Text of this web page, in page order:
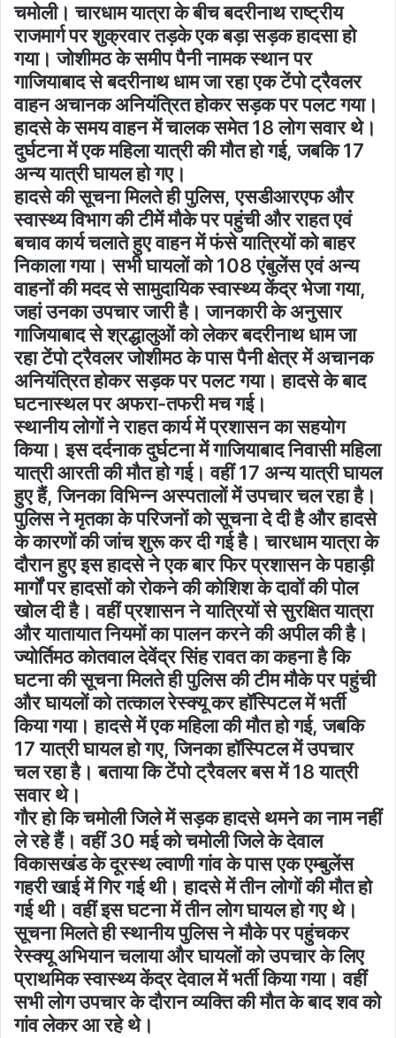
चमोली। चारधाम यात्रा के बीच बदरीनाथ राष्ट्रीय
राजमार्ग पर शुक्रवार तड़के एक बड़ा सड़क हादसा हो
गया। जोशीमठ के समीप पैनी नामक स्थान पर
गाजियाबाद से बदरीनाथ धाम जा रहा एक टेंपो ट्रैवलर
वाहन अचानक अनियंत्रित होकर सड़क पर पलट गया।
हादसे के समय वाहन में चालक समेत 18 लोग सवार थे।
दुर्घटना में एक महिला यात्री की मौत हो गई, जबकि 17
अन्य यात्री घायल हो गए।
हादसे की सूचना मिलते ही पुलिस, एसडीआरएफ और
स्वास्थ्य विभाग की टीमें मौके पर पहुंची और राहत एवं
बचाव कार्य चलाते हुए वाहन में फंसे यात्रियों को बाहर
निकाला गया। सभी घायलों को 108 एंबुलेंस एवं अन्य
वाहनों की मदद से सामुदायिक स्वास्थ्य केंद्र भेजा गया,
जहां उनका उपचार जारी है। जानकारी के अनुसार
गाजियाबाद से श्रद्धालुओं को लेकर बदरीनाथ धाम जा
रहा टेंपो ट्रैवलर जोशीमठ के पास पैनी क्षेत्र में अचानक
अनियंत्रित होकर सड़क पर पलट गया। हादसे के बाद
घटनास्थल पर अफरा-तफरी मच गई।
स्थानीय लोगों ने राहत कार्य में प्रशासन का सहयोग
किया। इस दर्दनाक दुर्घटना में गाजियाबाद निवासी महिला
यात्री आरती की मौत हो गई। वहीं 17 अन्य यात्री घायल
हुए हैं, जिनका विभिन्न अस्पतालों में उपचार चल रहा है।
पुलिस ने मृतका के परिजनों को सूचना दे दी है और हादसे
के कारणों की जांच शुरू कर दी गई है। चारधाम यात्रा के
दौरान हुए इस हादसे ने एक बार फिर प्रशासन के पहाड़ी
मार्गों पर हादसों को रोकने की कोशिश के दावों की पोल
खोल दी है। वहीं प्रशासन ने यात्रियों से सुरक्षित यात्रा
और यातायात नियमों का पालन करने की अपील की है।
ज्योर्तिमठ कोतवाल देवेंद्र सिंह रावत का कहना है कि
घटना की सूचना मिलते ही पुलिस की टीम मौके पर पहुंची
और घायलों को तत्काल रेस्क्यू कर हॉस्पिटल में भर्ती
किया गया। हादसे में एक महिला की मौत हो गई, जबकि
17 यात्री घायल हो गए, जिनका हॉस्पिटल में उपचार
चल रहा है। बताया कि टेंपो ट्रैवलर बस में 18 यात्री
सवार थे।
गौर हो कि चमोली जिले में सड़क हादसे थमने का नाम नहीं
ले रहे हैं। वहीं 30 मई को चमोली जिले के देवाल
विकासखंड के दूरस्थ ल्वाणी गांव के पास एक एम्बुलेंस
गहरी खाई में गिर गई थी। हादसे में तीन लोगों की मौत हो
गई थी। वहीं इस घटना में तीन लोग घायल हो गए थे।
सूचना मिलते ही स्थानीय पुलिस ने मौके पर पहुंचकर
रेस्क्यू अभियान चलाया और घायलों को उपचार के लिए
प्राथमिक स्वास्थ्य केंद्र देवाल में भर्ती किया गया। वहीं
सभी लोग उपचार के दौरान व्यक्ति की मौत के बाद शव को
गांव लेकर आ रहे थे।